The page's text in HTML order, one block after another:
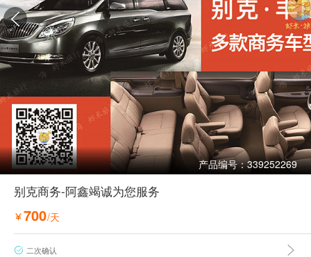

产品编号：339252269
别克商务-阿鑫竭诚为您服务
 700/天
 二次确认 